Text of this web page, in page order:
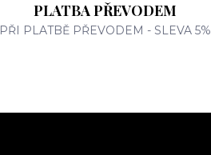
PLATBA PŘEVODEM
PŘI PLATBĚ PŘEVODEM - SLEVA 5%